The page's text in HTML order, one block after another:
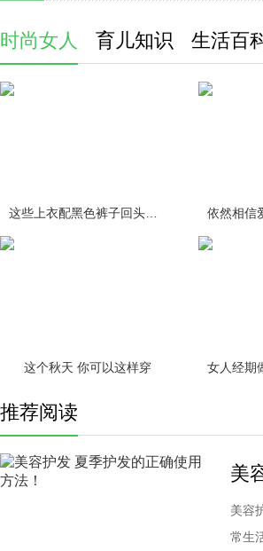
时尚女人 育儿知识 生活百
这个秋天 你可以这样穿
推荐阅读
美
美容
常生